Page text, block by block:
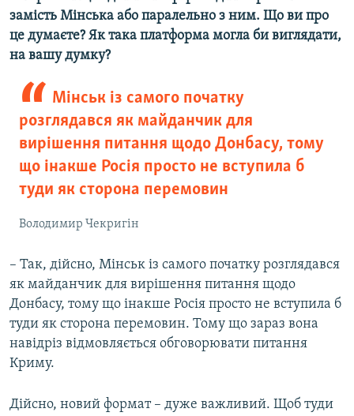
замість Мінська або паралельно з ним. Що ви про
це думаєте? Як така платформа могла би виглядати,
на вашу думку?
Мінськ із самого початку
розглядався як майданчик для
вирішення питання щодо Донбасу, тому
що інакше Росія просто не вступила б
туди як сторона перемовин
Володимир Чекригін
– Так, дійсно, Мінськ із самого початку розглядався
як майданчик для вирішення питання щодо
Донбасу, тому що інакше Росія просто не вступила б
туди як сторона перемовин. Тому що зараз вона
навідріз відмовляється обговорювати питання
Криму.
Дійсно, новий формат – дуже важливий. Щоб туди